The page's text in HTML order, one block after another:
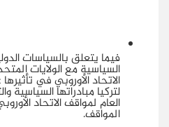
فيما يتعلق بالسياسات
السياسية مع الولايات
الاتحاد الأوروبي في
لتركيا مبادراتها
العام لمواقف الاتحاد
المواقف.